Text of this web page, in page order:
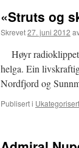
«Struts og
Skrevet27. juni 2012
Høyr radioklippet
helga. Ein
Nordfjord og
Publisert i Ukategorisert